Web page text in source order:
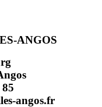
ANGOS
angos.fr